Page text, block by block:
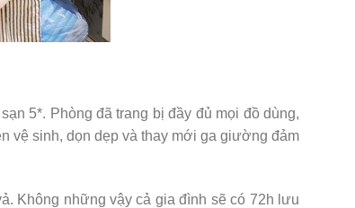
5*. Phòng đã trang bị đầy đủ mọi đồ dùng,
vệ sinh, dọn dẹp và thay mới ga giường đảm
Không những vậy cả gia đình sẽ có 72h lưu